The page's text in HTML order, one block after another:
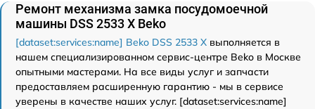
Ремонт механизма замка посудомоечной
машины DSS 2533 X Beko
[dataset:services:name] Beko DSS 2533 X выполняется в
нашем специализированном сервис-центре Beko в Москве
опытными мастерами. На все виды услуг и запчасти
предоставляем расширенную гарантию - мы в сервисе
уверены в качестве наших услуг. [dataset:services:name]